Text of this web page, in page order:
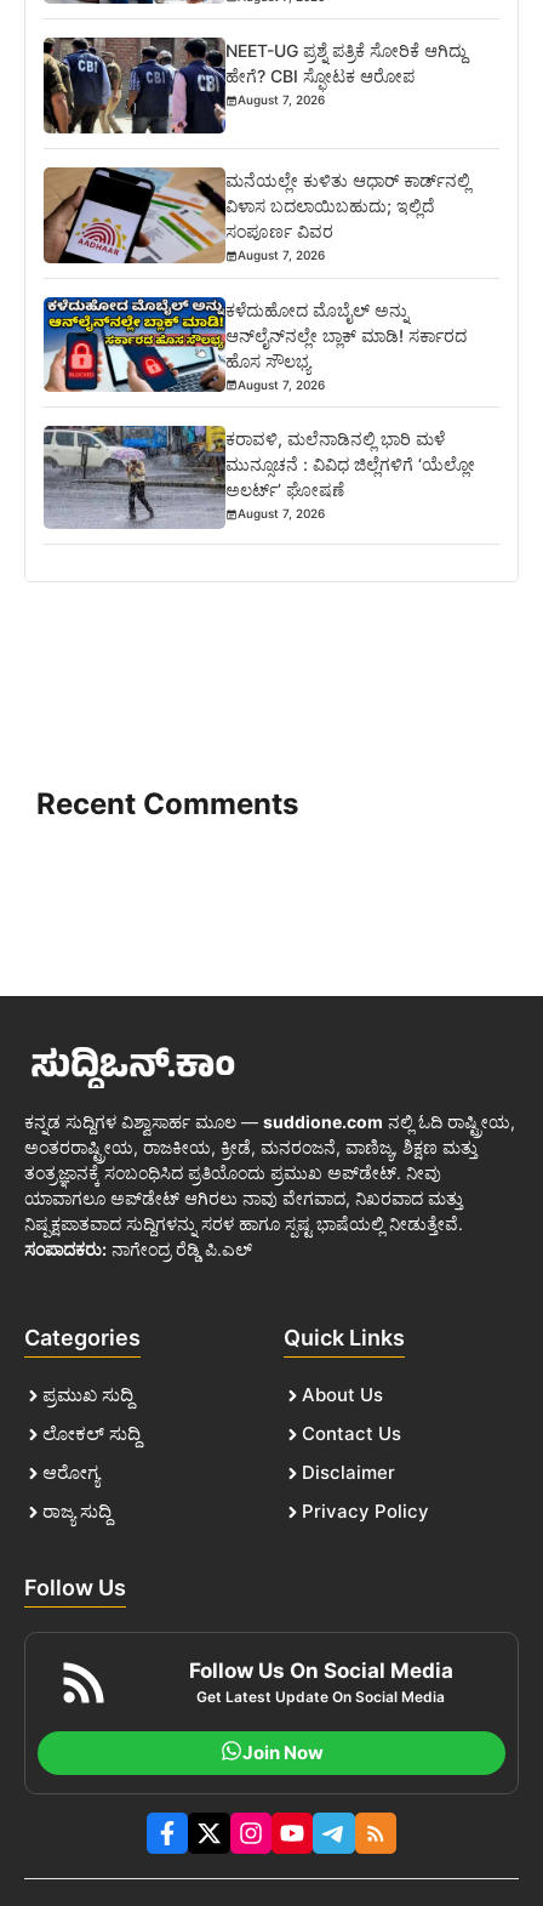
NEET-UG ಪ್ರಶ್ನೆ ಪತ್ರಿಕೆ ಸೋರಿಕೆ ಆಗಿದ್ದು
ಹೇಗೆ? CBI ಸ್ಫೋಟಕ ಆರೋಪ
August 7, 2026
ಮನೆಯಲ್ಲೇ ಕುಳಿತು ಆಧಾರ್ ಕಾರ್ಡ್‌ನಲ್ಲಿ
ವಿಳಾಸ ಬದಲಾಯಿಬಹುದು; ಇಲ್ಲಿದೆ
ಸಂಪೂರ್ಣ ವಿವರ
August 7, 2026
ಕಳೆದುಹೋದ ಮೊಬೈಲ್ ಅನ್ನು
ಆನ್‌ಲೈನ್‌ನಲ್ಲೇ ಬ್ಲಾಕ್ ಮಾಡಿ! ಸರ್ಕಾರದ
ಹೊಸ ಸೌಲಭ್ಯ
August 7, 2026
ಕರಾವಳಿ, ಮಲೆನಾಡಿನಲ್ಲಿ ಭಾರಿ ಮಳೆ
ಮುನ್ಸೂಚನೆ : ವಿವಿಧ ಜಿಲ್ಲೆಗಳಿಗೆ ‘ಯೆಲ್ಲೋ
ಅಲರ್ಟ್’ ಘೋಷಣೆ
August 7, 2026
Recent Comments
ಕನ್ನಡ ಸುದ್ದಿಗಳ ವಿಶ್ವಾಸಾರ್ಹ ಮೂಲ — suddione.com ನಲ್ಲಿ ಓದಿ ರಾಷ್ಟ್ರೀಯ,
ಅಂತರರಾಷ್ಟ್ರೀಯ, ರಾಜಕೀಯ, ಕ್ರೀಡೆ, ಮನರಂಜನೆ, ವಾಣಿಜ್ಯ, ಶಿಕ್ಷಣ ಮತ್ತು
ತಂತ್ರಜ್ಞಾನಕ್ಕೆ ಸಂಬಂಧಿಸಿದ ಪ್ರತಿಯೊಂದು ಪ್ರಮುಖ ಅಪ್‌ಡೇಟ್. ನೀವು
ಯಾವಾಗಲೂ ಅಪ್‌ಡೇಟ್ ಆಗಿರಲು ನಾವು ವೇಗವಾದ, ನಿಖರವಾದ ಮತ್ತು
ನಿಷ್ಪಕ್ಷಪಾತವಾದ ಸುದ್ದಿಗಳನ್ನು ಸರಳ ಹಾಗೂ ಸ್ಪಷ್ಟ ಭಾಷೆಯಲ್ಲಿ ನೀಡುತ್ತೇವೆ.
ಸಂಪಾದಕರು: ನಾಗೇಂದ್ರ ರೆಡ್ಡಿ ಪಿ.ಎಲ್
Categories
ಪ್ರಮುಖ ಸುದ್ದಿ
ಲೋಕಲ್ ಸುದ್ದಿ
ಆರೋಗ್ಯ
ರಾಜ್ಯ ಸುದ್ದಿ
Quick Links
About Us
Contact Us
Disclaimer
Privacy Policy
Follow Us
Follow Us On Social Media
Get Latest Update On Social Media
Join Now